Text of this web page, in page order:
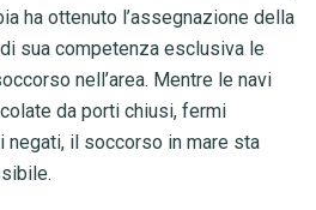
ha ottenuto l’assegnazione della
sua competenza esclusiva le
nell’area. Mentre le navi
da porti chiusi, fermi
il soccorso in mare sta